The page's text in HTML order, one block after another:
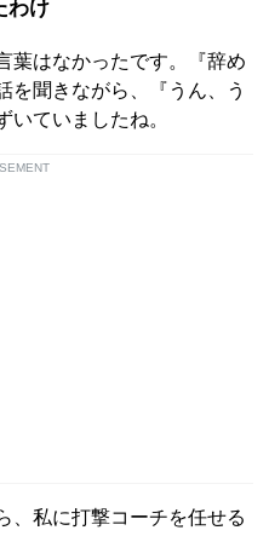
わけ
葉はなかったです。『辞め
を聞きながら、『うん、う
いていましたね。
私に打撃コーチを任せる